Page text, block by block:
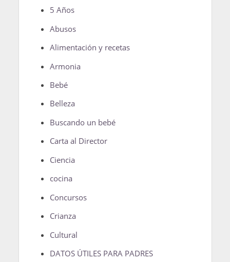
5 Años
Abusos
Alimentación y recetas
Armonia
Bebé
Belleza
Buscando un bebé
Carta al Director
Ciencia
cocina
Concursos
Crianza
Cultural
DATOS ÚTILES PARA PADRES